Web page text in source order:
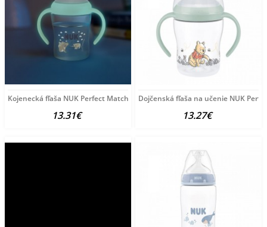
Kojenecká fľaša NUK Perfect Match na učenie svietiaca
13.31€
Dojčenská fľaša na učenie NUK
13.27€